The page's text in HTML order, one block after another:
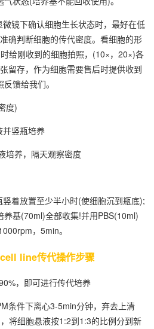
镜下确认细胞生长状态时，最好在低
确判断细胞的传代密度。看细胞的形
给刚收到的细胞拍照，(10×，20×)各
留存，作为细胞需要售后时提供收到
馈给我们。
度)
竖瓶培养
培养，隔天观察密度
着放置至少半小时(使细胞沉到瓶底);
养基(70ml)全部收集!并用PBS(10ml)
，5min。
line传代操作步骤
，即可进行传代培养
条件下离心3-5min分钟，弃去上清
将细胞悬液按1:2到1:3的比例分到新